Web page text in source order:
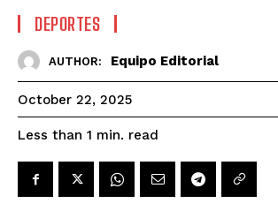
DEPORTES
AUTHOR: Equipo Editorial
October 22, 2025
Less than 1 min. read